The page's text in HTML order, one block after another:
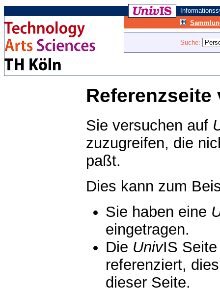
Suche:
Referenzseite
Sie versuchen auf
zuzugreifen, die
paßt.
Dies kann zum
Sie haben eine
eingetragen.
Die UnivIS
referenziert,
dieser Seite.